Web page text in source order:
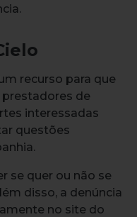
recurso para que
de
interessadas
questões
se quer ou não se
disso, a denúncia
no site do